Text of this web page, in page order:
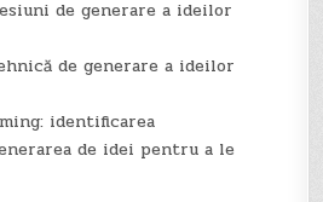
de generare a ideilor
de generare a ideilor
identificarea
de idei pentru a le